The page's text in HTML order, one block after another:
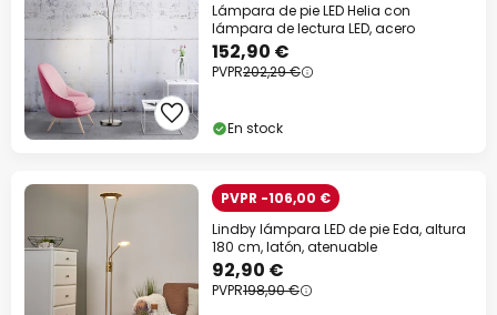
Lámpara de pie LED Helia con
lámpara de lectura LED, acero
152,90 €
PVPR202,29 €
En stock
PVPR -106,00 €
Lindby lámpara LED de pie Eda, altura
180 cm, latón, atenuable
92,90 €
PVPR198,90 €